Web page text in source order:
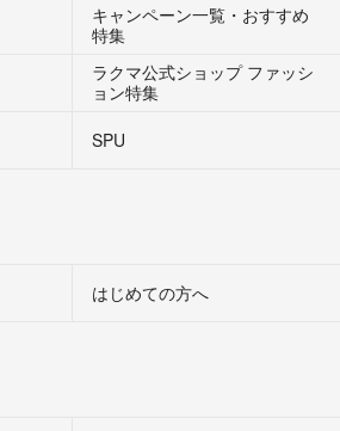
キャンペーン一覧・おすすめ
特集
ラクマ公式ショップ ファッシ
ョン特集
SPU
はじめての方へ